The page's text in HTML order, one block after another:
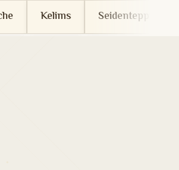
Seidenteppiche